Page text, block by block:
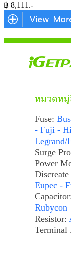
฿ 8,111 .-
หมวดห
Fuse:
- Fuji -
Legrand/
Surge
Power
Eupec -
Rubycon
Resistor:
Terminal